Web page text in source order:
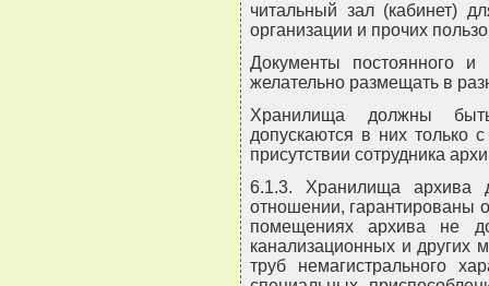
читальный зал (кабинет)
организации и прочих
Документы постоянного
желательно размещать в
Хранилища должны
допускаются в них только
присутствии сотрудника
6.1.3. Хранилища архива
отношении, гарантированы
помещениях архива не
канализационных и других
труб немагистрального